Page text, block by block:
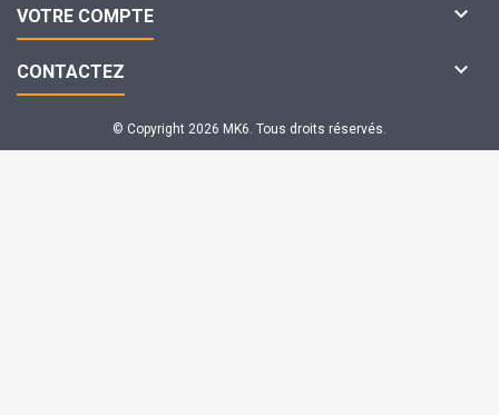
VOTRE COMPTE 
CONTACTEZ 
© Copyright 2026 MK6. Tous droits réservés.